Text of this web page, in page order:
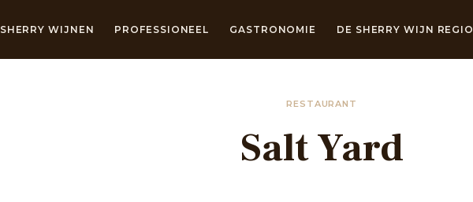
SHERRY WIJNEN PROFESSIONEEL GASTRONOMIE DE SHERRY WIJN REGIO
RESTAURANT
Salt Yard